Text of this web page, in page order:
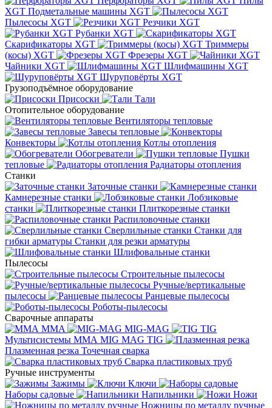
XGT Подметальные машины XGT
Пылесосы XGT
Резчики XGT
Рубанки XGT
Скарификаторы XGT
Триммеры
(косы) XGT
Фрезеры XGT
Чайники XGT
Шлифмашины XGT
Шуруповёрты XGT
Грузоподъёмное оборудование
Присоски
Тали
Отопительное оборудование
Вентиляторы тепловые
Завесы тепловые
Конвекторы
Котлы отопления
Обогреватели
Пушки
тепловые
Радиаторы отопления
Станки
Заточные станки
Камнерезные станки
Лобзиковые
станки
Плиткорезные станки
Распиловочные станки
Сверлильные станки Станки для
гибки арматуры Станки для резки арматуры
Шлифовальные станки
Пылесосы
Строительные пылесосы
Ручные/вертикальные
пылесосы
Ранцевые пылесосы
Роботы-пылесосы
Сварочные аппараты
MMA
MIG-MAG
TIG
Мультисистемы ММА MIG MAG TIG
Плазменная резка Точечная сварка
Cварка пластиковых труб
Ручные инструменты
Зажимы
Ключи
Наборы садовые
Напильники
Ножи
Ножницы по металлу ручные